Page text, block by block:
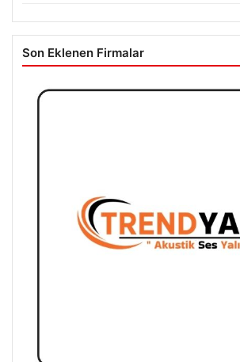
Son Eklenen Firmalar